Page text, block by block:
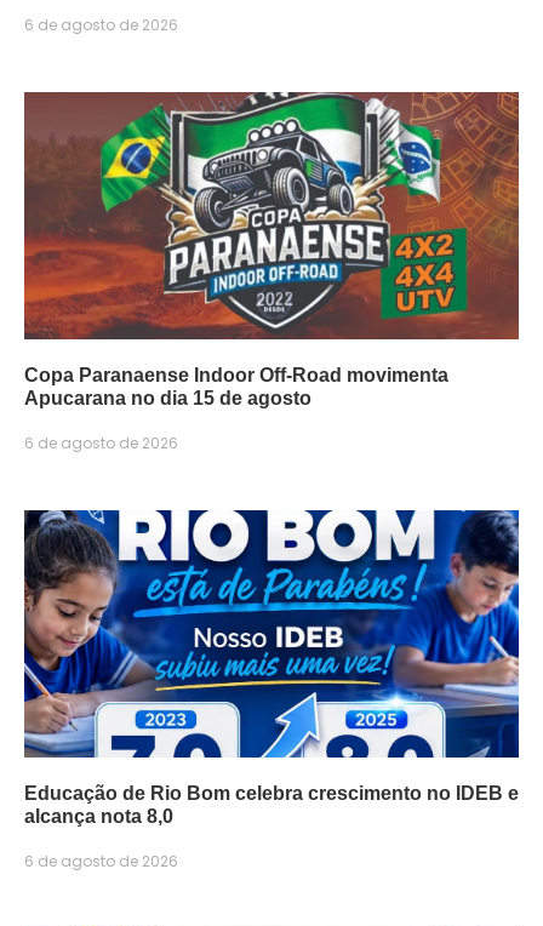
6 de agosto de 2026
Copa Paranaense Indoor Off-Road movimenta
Apucarana no dia 15 de agosto
6 de agosto de 2026
Educação de Rio Bom celebra crescimento no IDEB e
alcança nota 8,0
6 de agosto de 2026